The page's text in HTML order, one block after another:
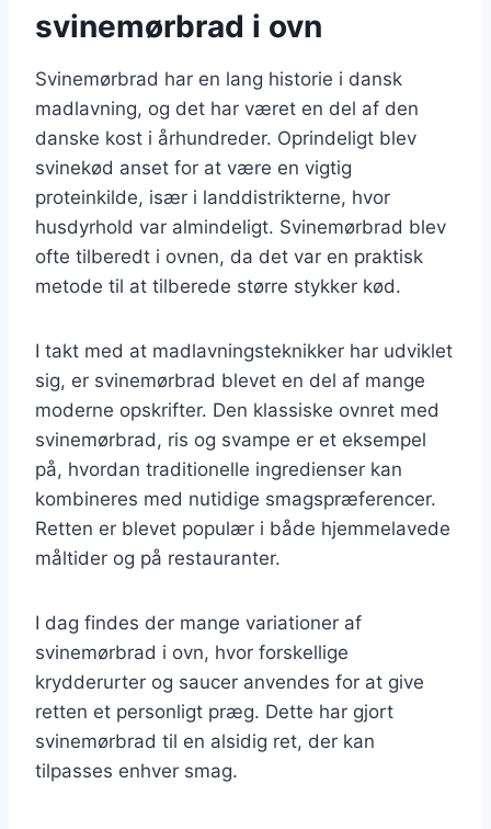
svinemørbrad i ovn
Svinemørbrad har en lang historie i dansk
madlavning, og det har været en del af den
danske kost i århundreder. Oprindeligt blev
svinekød anset for at være en vigtig
proteinkilde, især i landdistrikterne, hvor
husdyrhold var almindeligt. Svinemørbrad blev
ofte tilberedt i ovnen, da det var en praktisk
metode til at tilberede større stykker kød.
I takt med at madlavningsteknikker har udviklet
sig, er svinemørbrad blevet en del af mange
moderne opskrifter. Den klassiske ovnret med
svinemørbrad, ris og svampe er et eksempel
på, hvordan traditionelle ingredienser kan
kombineres med nutidige smagspræferencer.
Retten er blevet populær i både hjemmelavede
måltider og på restauranter.
I dag findes der mange variationer af
svinemørbrad i ovn, hvor forskellige
krydderurter og saucer anvendes for at give
retten et personligt præg. Dette har gjort
svinemørbrad til en alsidig ret, der kan
tilpasses enhver smag.